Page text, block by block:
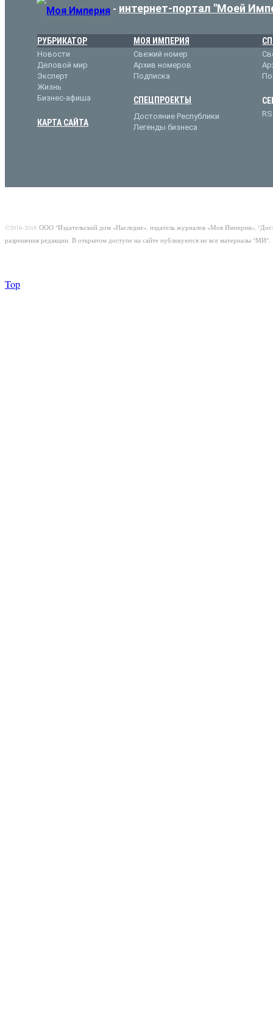
- интернет-портал "Моей
РУБРИКАТОР
Новости
Деловой мир
Эксперт
Жизнь
Бизнес-афиша
КАРТА САЙТА
МОЯ ИМПЕРИЯ
Свежий номер
Архив номеров
Подписка
СПЕЦПРОЕКТЫ
Достояние Республики
Легенды бизнеса
©2016-2018 ООО "Издательский дом «Наследие», издатель журналов «Моя Империя»,
разрешения редакции. В открытом доступе на сайте публикуются не все материалы "МИ".
Top